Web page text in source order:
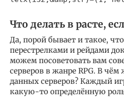
Что делать в расте,
Да, порой бывает и такое, что
перестрелками и рейдами
можем посоветовать вам
серверов в жанре RPG. В чём
данных серверов? Каждый
какую-то определённую